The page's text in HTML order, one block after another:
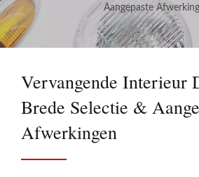
TaiwanAangepaste
Vervangende Interieur
Brede Selectie &
Afwerkingen